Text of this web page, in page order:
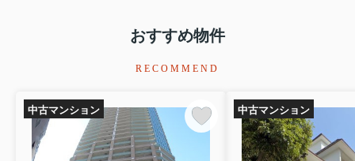
おすすめ物件
RECOMMEND
中古マンション 中古マンション